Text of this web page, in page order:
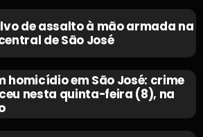
de assalto à mão armada na
de São José
homicídio em São José: crime
nesta quinta-feira (8), na